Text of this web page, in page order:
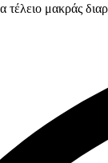
μακράς